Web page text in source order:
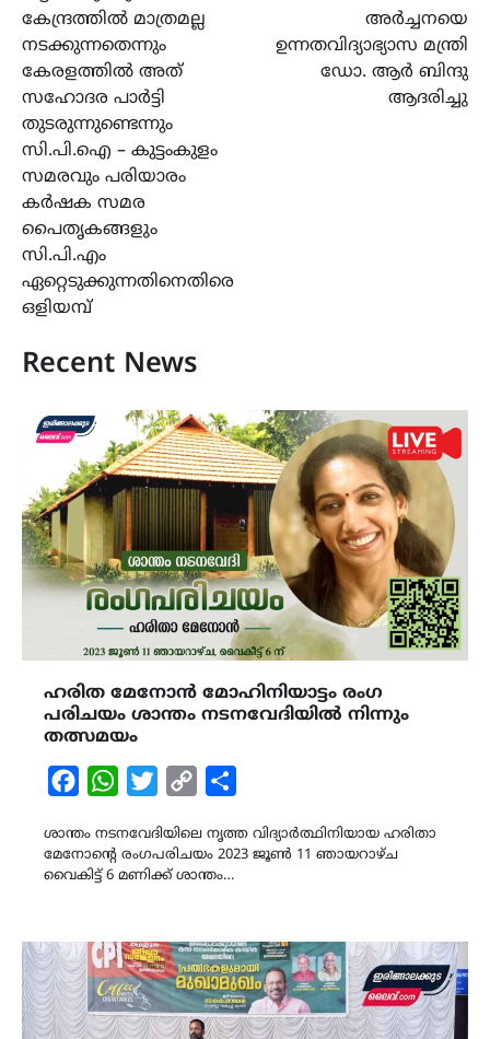
കേന്ദ്രത്തിൽ മാത്രമല്ല
നടക്കുന്നതെന്നും
കേരളത്തിൽ അത്
സഹോദര പാർട്ടി
തുടരുന്നുണ്ടെന്നും
സി.പി.ഐ – കുട്ടംകുളം
സമരവും പരിയാരം
കർഷക സമര
പൈതൃകങ്ങളും
സി.പി.എം
ഏറ്റെടുക്കുന്നതിനെതിരെ
ഒളിയമ്പ്
അർച്ചനയെ
ഉന്നതവിദ്യാഭ്യാസ മന്ത്രി
ഡോ. ആർ ബിന്ദു
ആദരിച്ചു
Recent News
ഹരിത മേനോൻ മോഹിനിയാട്ടം രംഗ
പരിചയം ശാന്തം നടനവേദിയിൽ നിന്നും
തത്സമയം
FacebookWhatsAppTwitterCopy
ശാന്തം നടനവേദിയിലെ നൃത്ത വിദ്യാർത്ഥിനിയായ ഹരിതാ
മേനോന്‍റെ രംഗപരിചയം 2023 ജൂൺ 11 ഞായറാഴ്ച
വൈകിട്ട് 6 മണിക്ക് ശാന്തം…